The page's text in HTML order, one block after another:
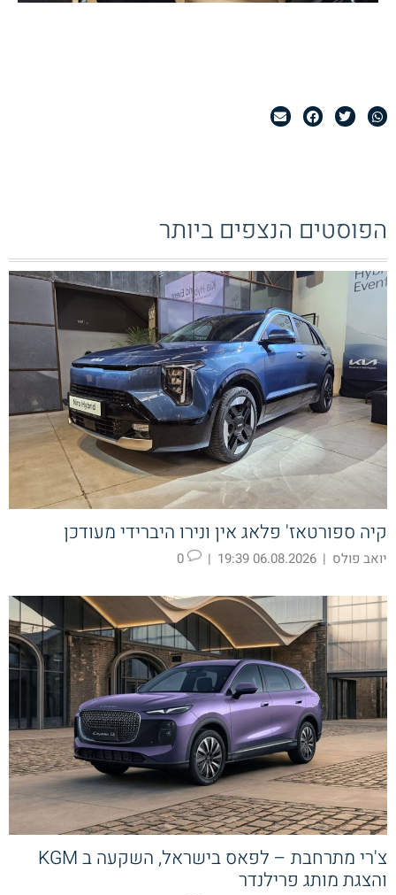
הפוסטים הנצפים ביותר
קיה ספורטאז' פלאג אין ונירו היברידי מעודכן
יואב פולס |
06.08.2026 19:39
|
צ'רי מתרחבת – לפאס בישראל, השקעה ב KGM
והצגת מותג פרילנדר